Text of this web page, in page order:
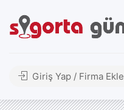
Giriş Yap / Firma Ekle